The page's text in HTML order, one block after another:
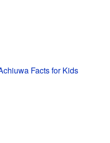
Facts for Kids